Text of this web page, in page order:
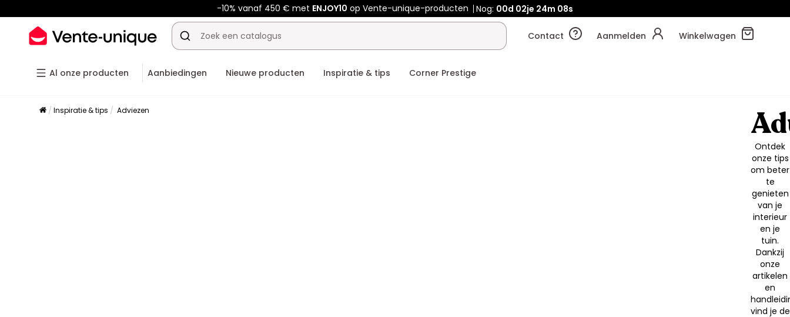
-10% vanaf 450 € met ENJOY10 op Vente-unique-producten Nog: 00d 02je 24m 06s
Contact Aanmelden Winkelwagen
Al onze producten Aanbiedingen Nieuwe producten Inspiratie & tips Corner Prestige
Inspiratie & tips Adviezen
Ontdek
onze tips
om beter
te
genieten
van je
interieur
en je
tuin.
Dankzij
onze
artikelen
en
vind je de